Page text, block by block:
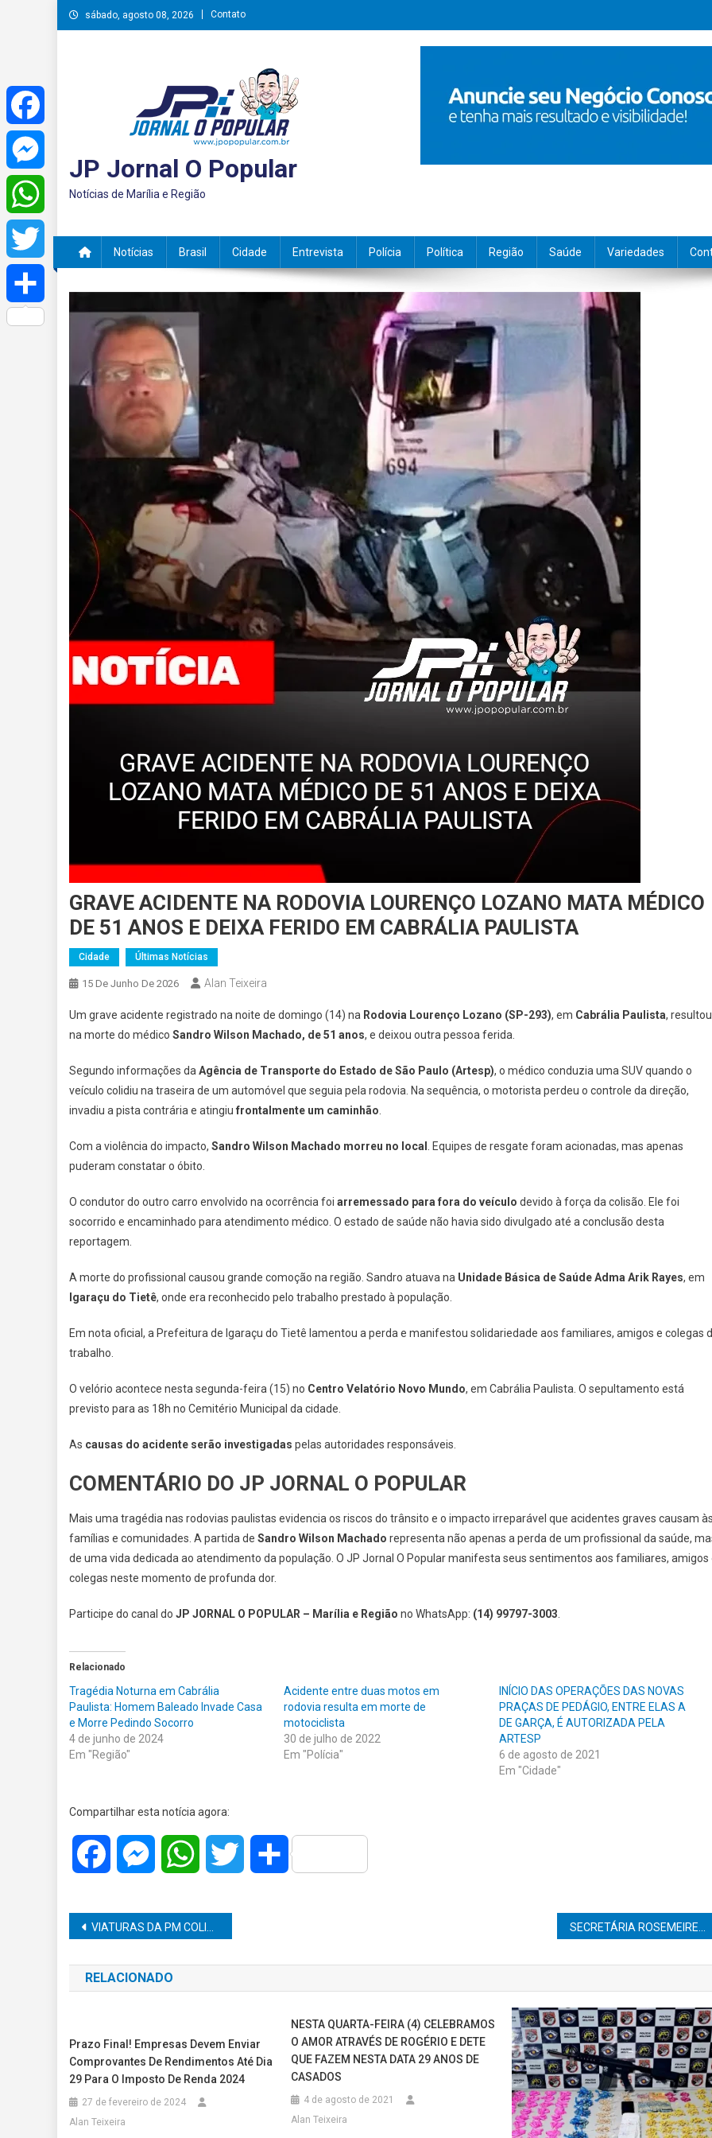
Skip
to
sábado, agosto 08, 2026 Contato
JP Jornal O Popular
Notícias de Marília e Região
Notícias Brasil Cidade Entrevista Polícia Política Região Saúde Variedades
GRAVE ACIDENTE NA RODOVIA LOURENÇO LOZANO MATA MÉDICO
DE 51 ANOS E DEIXA FERIDO EM CABRÁLIA PAULISTA
Cidade Últimas Notícias
15 De Junho De 2026 Alan Teixeira
Um grave acidente registrado na noite de domingo (14) na Rodovia Lourenço Lozano (SP-293), em Cabrália Paulista, resultou
na morte do médico Sandro Wilson Machado, de 51 anos, e deixou outra pessoa ferida.
Segundo informações da Agência de Transporte do Estado de São Paulo (Artesp), o médico conduzia uma SUV quando o
veículo colidiu na traseira de um automóvel que seguia pela rodovia. Na sequência, o motorista perdeu o controle da direção,
invadiu a pista contrária e atingiu frontalmente um caminhão
Com a violência do impacto, Sandro Wilson Machado morreu no local
. Equipes de resgate foram acionadas, mas apenas
puderam constatar o óbito.
O condutor do outro carro envolvido na ocorrência foi arremessado para fora do veículo devido à força da colisão. Ele foi
socorrido e encaminhado para atendimento médico. O estado de saúde não havia sido divulgado até a conclusão desta
reportagem.
A morte do profissional causou grande comoção na região. Sandro atuava na Unidade Básica de Saúde Adma Arik Rayes, em
Igaraçu do Tietê, onde era reconhecido pelo trabalho prestado à população.
Em nota oficial, a Prefeitura de Igaraçu do Tietê lamentou a perda e manifestou solidariedade aos familiares, amigos e colegas
trabalho.
O velório acontece nesta segunda-feira (15) no Centro Velatório Novo Mundo, em Cabrália Paulista. O sepultamento está
previsto para as 18h no Cemitério Municipal da cidade.
As causas do acidente serão investigadas pelas autoridades responsáveis.
COMENTÁRIO DO JP JORNAL O POPULAR
Mais uma tragédia nas rodovias paulistas evidencia os riscos do trânsito e o impacto irreparável que acidentes graves causam
famílias e comunidades. A partida de Sandro Wilson Machado representa não apenas a perda de um profissional da saúde,
de uma vida dedicada ao atendimento da população. O JP Jornal O Popular manifesta seus sentimentos aos familiares, amigos
colegas neste momento de profunda dor.
Participe do canal do JP JORNAL O POPULAR – Marília e Região no WhatsApp: (14) 99797-3003
Relacionado
Tragédia Noturna em Cabrália
Paulista: Homem Baleado Invade Casa
e Morre Pedindo Socorro
4 de junho de 2024
Em "Região"
Acidente entre duas motos em
rodovia resulta em morte de
motociclista
30 de julho de 2022
Em "Polícia"
INÍCIO DAS OPERAÇÕES DAS NOVAS
PRAÇAS DE PEDÁGIO, ENTRE ELAS A
DE GARÇA, É AUTORIZADA PELA
ARTESP
6 de agosto de 2021
Em "Cidade"
Compartilhar esta notícia agora:
Facebook MessengerWhatsAppTwitter Share
Navegação
de
Post
VIATURAS DA PM COLIDEM NA RAPOSO TAVARES DURANTE DESLOCAMENTO PARA ATENDER ROUBO EM PALMITAL; POLICIAL FICA FERIDO
RELACIONADO
Prazo Final! Empresas Devem Enviar
Comprovantes De Rendimentos Até Dia
29 Para O Imposto De Renda 2024
27 de fevereiro de 2024
Alan Teixeira
NESTA QUARTA-FEIRA (4) CELEBRAMOS
O AMOR ATRAVÉS DE ROGÉRIO E DETE
QUE FAZEM NESTA DATA 29 ANOS DE
CASADOS
4 de agosto de 2021
Alan Teixeira
Facebook
Messenger
WhatsApp
Twitter
Share